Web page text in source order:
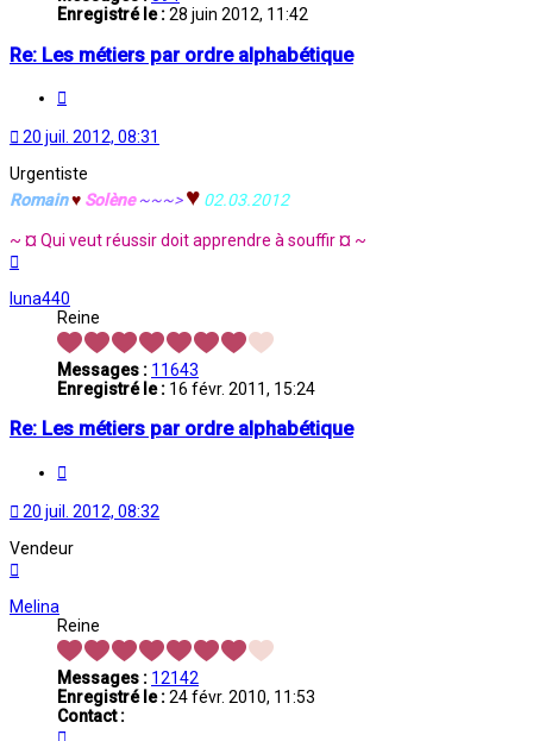
Enregistré le :28 juin 2012, 11:42
Re: Les métiers par ordre alphabétique
20 juil. 2012, 08:31
Urgentiste
Romain♥ Solène ~~~> ♥ 02.03.2012
~ ¤ Qui veut réussir doit apprendre à souffir ¤ ~
luna440
Reine
Messages : 11643
Enregistré le : 16 févr. 2011, 15:24
Re: Les métiers par ordre alphabétique
20 juil. 2012, 08:32
Vendeur
Melina
Reine
Messages : 12142
Enregistré le :24 févr. 2010, 11:53
Contact :